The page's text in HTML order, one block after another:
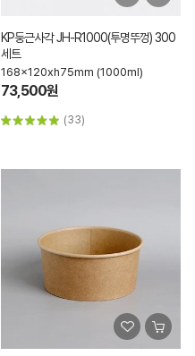
KP둥근사각 JH-R1000(투명뚜껑) 300
세트
168x120xh75mm (1000ml)
73,500원
(33)